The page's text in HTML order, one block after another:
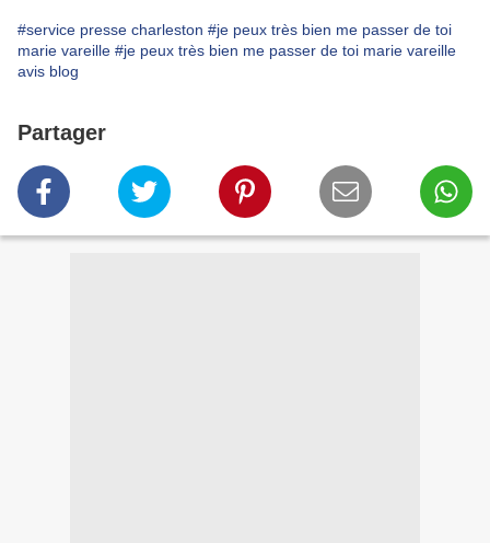
#service presse charleston #je peux très bien me passer de toi
marie vareille #je peux très bien me passer de toi marie vareille
avis blog
Partager